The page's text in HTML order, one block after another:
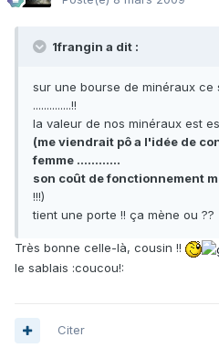
1frangin a dit :
sur une bourse de minéraux
..............!!
la valeur de nos minéraux est
(me viendrait pô a l'idée de
femme ............
son coût de fonctionnement
!!!)
tient une porte !! ça mène ou ??
Très bonne celle-là, cousin !!
le sablais :coucou!:
Citer